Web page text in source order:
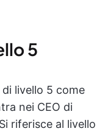
5
livello 5 come
nei CEO di
riferisce al livello